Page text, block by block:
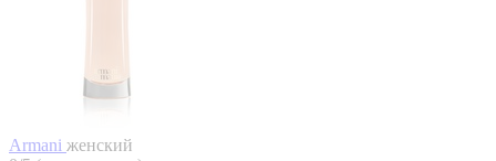
Armani женский